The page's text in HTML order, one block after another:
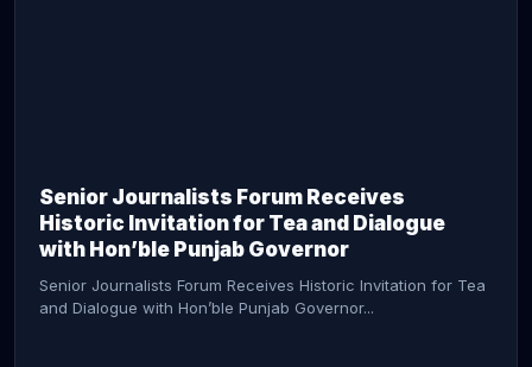
Senior Journalists Forum Receives
Historic Invitation for Tea and Dialogue
with Hon’ble Punjab Governor
Senior Journalists Forum Receives Historic Invitation for Tea
and Dialogue with Hon’ble Punjab Governor...